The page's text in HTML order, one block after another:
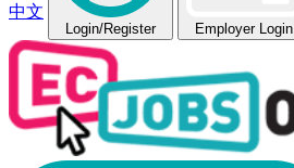
中文
Login/Register Employer Login